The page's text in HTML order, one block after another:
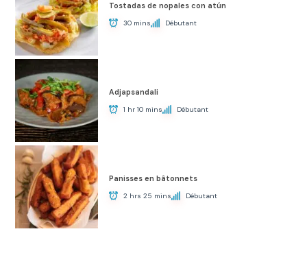
Tostadas de nopales con atún
30 mins Débutant
Adjapsandali
1 hr 10 mins Débutant
Panisses en bâtonnets
2 hrs 25 mins Débutant